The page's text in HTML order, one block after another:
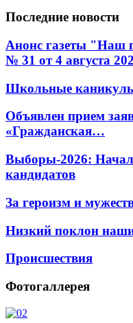
Последние новости
Анонс газеты "Наш
№ 31 от 4 августа
Школьные
Объявлен прием
«Гражданская…
Выборы-2026:
кандидатов
За героизм и
Низкий поклон
Происшествия
Фотогаллерея